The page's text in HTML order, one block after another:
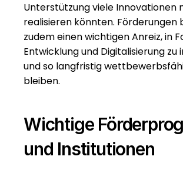
Unterstützung viele Innovationen
realisieren könnten. Förderungen
zudem einen wichtigen Anreiz, in
Entwicklung und Digitalisierung zu
und so langfristig
bleiben.
Wichtige
und Institutionen